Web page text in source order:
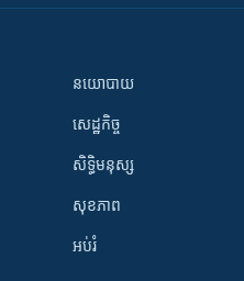
នយោបាយ
សេដ្ឋកិច្ច
សិទ្ធិមនុស្ស
សុខភាព
អប់រំ